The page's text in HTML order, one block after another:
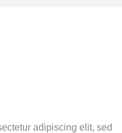
adipiscing elit, sed